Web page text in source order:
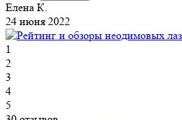
Елена К.
24 июня 2022
1
2
3
4
5